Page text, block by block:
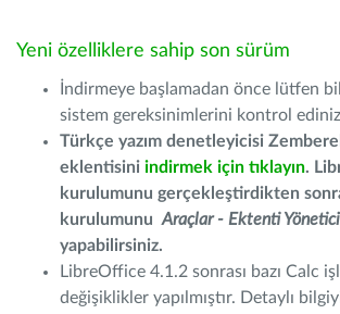
Yeni özelliklere sahip son sürüm
İndirmeye başlamadan önce lütfen
sistem gereksinimlerini kontrol
Türkçe yazım denetleyicisi
eklentisini indirmek için tıklayın.
kurulumunu gerçekleştirdikten
kurulumunu Araçlar - Ektenti
yapabilirsiniz.
LibreOffice 4.1.2 sonrası bazı Calc
değişiklikler yapılmıştır. Detaylı